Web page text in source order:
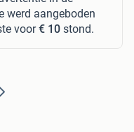
werd aangeboden
voor€ 10 stond.